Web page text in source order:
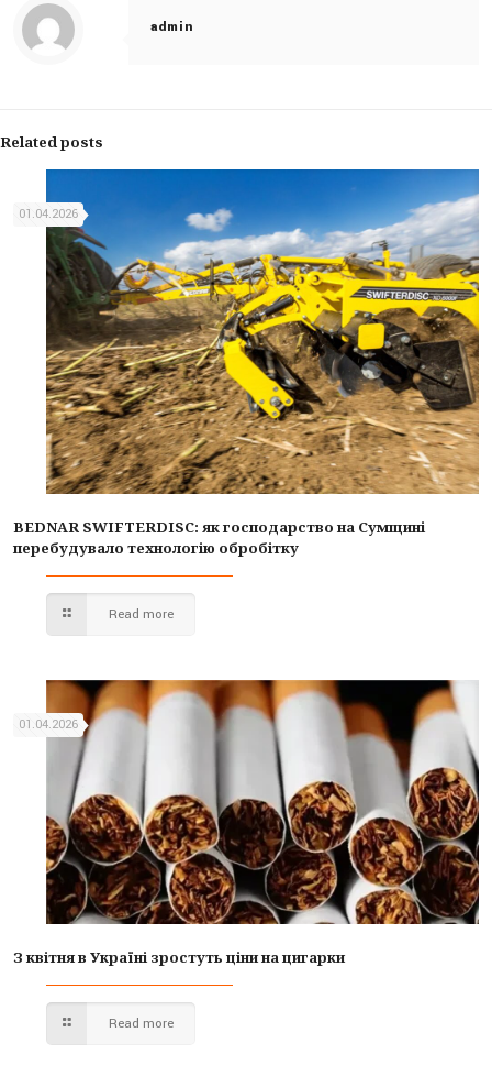
admin
Related posts
01.04.2026
BEDNAR SWIFTERDISC: як господарство на Сумщині
перебудувало технологію обробітку
Read more
01.04.2026
З квітня в Україні зростуть ціни на цигарки
Read more